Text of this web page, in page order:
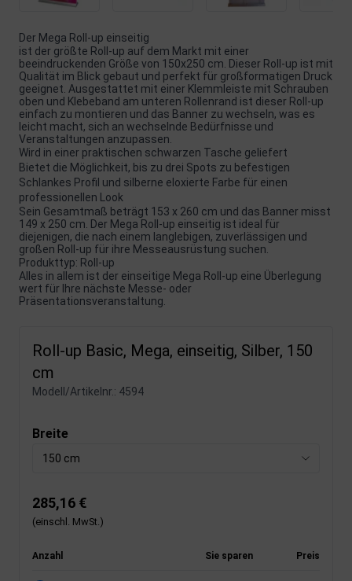
Der Mega Roll-up einseitig
ist der größte Roll-up auf dem Markt mit einer
beeindruckenden Größe von 150x250 cm. Dieser Roll-up ist mit
Qualität im Blick gebaut und perfekt für großformatigen Druck
geeignet. Ausgestattet mit einer Klemmleiste mit Schrauben
oben und Klebeband am unteren Rollenrand ist dieser Roll-up
einfach zu montieren und das Banner zu wechseln, was es
leicht macht, sich an wechselnde Bedürfnisse und
Veranstaltungen anzupassen.
Wird in einer praktischen schwarzen Tasche geliefert
Bietet die Möglichkeit, bis zu drei Spots zu befestigen
Schlankes Profil und silberne eloxierte Farbe für einen
professionellen Look
Sein Gesamtmaß beträgt 153 x 260 cm und das Banner misst
149 x 250 cm. Der Mega Roll-up einseitig ist ideal für
diejenigen, die nach einem langlebigen, zuverlässigen und
großen Roll-up für ihre Messeausrüstung suchen.
Produkttyp: Roll-up
Alles in allem ist der einseitige Mega Roll-up eine Überlegung
wert für Ihre nächste Messe- oder
Präsentationsveranstaltung.
Roll-up Basic, Mega, einseitig, Silber, 150
cm
Modell/Artikelnr.: 4594
Breite
150 cm
285,16 €
(einschl. MwSt.)
Anzahl Sie sparen Preis